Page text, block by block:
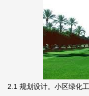
2.1 规划设计。小区绿化